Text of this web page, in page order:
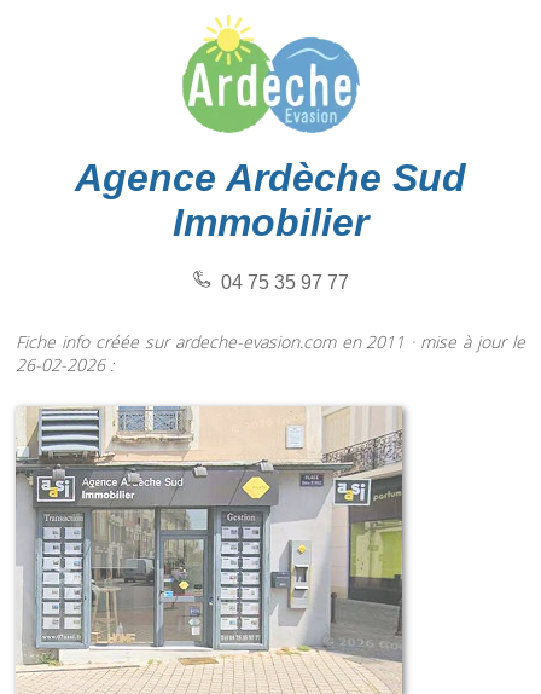
Agence Ardèche Sud
Immobilier
04 75 35 97 77
Fiche info créée sur ardeche-evasion.com en 2011 · mise à jour le
26-02-2026 :